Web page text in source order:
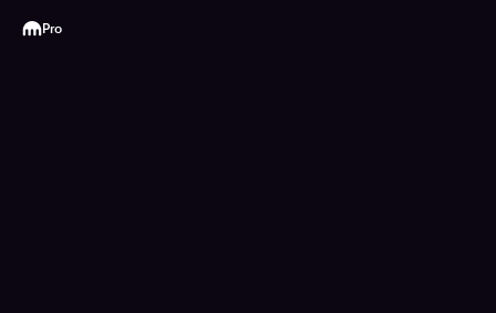
Kraken
Pro